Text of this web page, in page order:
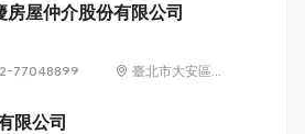
屋仲介股份有限公司
77048899
臺北市大安區敦
限公司